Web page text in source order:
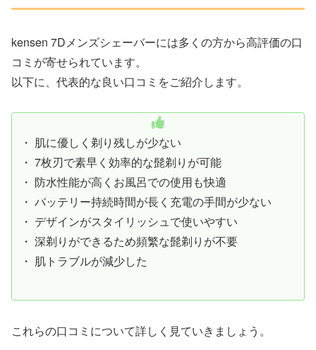
kensen 7Dメンズシェーバーには多くの方から高評価の口
コミが寄せられています。
以下に、代表的な良い口コミをご紹介します。
・ 肌に優しく剃り残しが少ない
・ 7枚刃で素早く効率的な髭剃りが可能
・ 防水性能が高くお風呂での使用も快適
・ バッテリー持続時間が長く充電の手間が少ない
・ デザインがスタイリッシュで使いやすい
・ 深剃りができるため頻繁な髭剃りが不要
・ 肌トラブルが減少した
これらの口コミについて詳しく見ていきましょう。